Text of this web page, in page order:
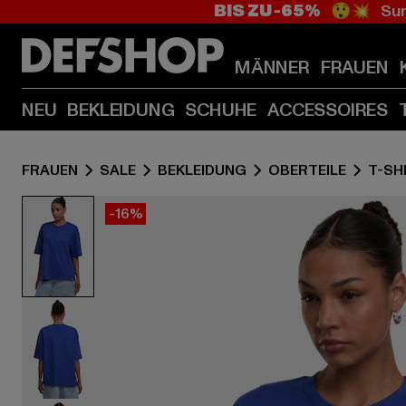
BIS ZU -65% 😲💥
MÄNNER FRAUEN
NEU BEKLEIDUNG SCHUHE ACCESSOIRES
FRAUEN SALE BEKLEIDUNG OBERTEILE T-
-16%